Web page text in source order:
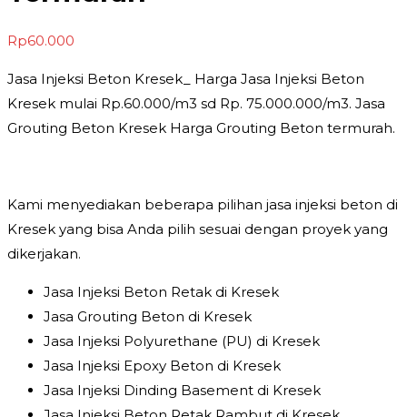
Rp60.000
Jasa Injeksi Beton Kresek_ Harga Jasa Injeksi Beton
Kresek mulai Rp.60.000/m3 sd Rp. 75.000.000/m3. Jasa
Grouting Beton Kresek Harga Grouting Beton termurah.
Kami menyediakan beberapa pilihan jasa injeksi beton di
Kresek yang bisa Anda pilih sesuai dengan proyek yang
dikerjakan.
Jasa Injeksi Beton Retak di Kresek
Jasa Grouting Beton di Kresek
Jasa Injeksi Polyurethane (PU) di Kresek
Jasa Injeksi Epoxy Beton di Kresek
Jasa Injeksi Dinding Basement di Kresek